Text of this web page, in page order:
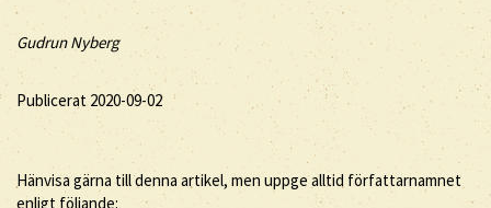
Gudrun Nyberg
Publicerat 2020-09-02
Hänvisa gärna till denna artikel, men uppge alltid författarnamnet
enligt följande: